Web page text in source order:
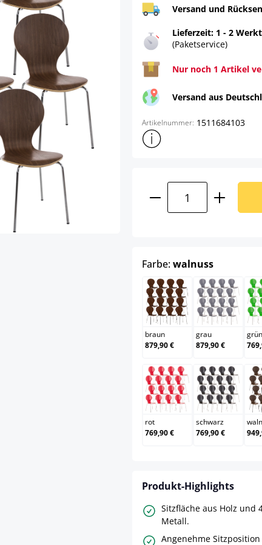
Versand und
Lieferzeit: 1 - 2
(Paketservice)
Nur noch 1 Artikel
Versand aus
Artikelnummer: 1511684103
Weitere
Produkt Anzahl:
Farbe:walnuss
braun
braun
879,90 €
grau
grau
879,90 €
grün
rot
rot
769,90 €
schwarz
schwarz
769,90 €
Produkt-Highlights
Sitzfläche aus Holz und
Metall.
Angenehme